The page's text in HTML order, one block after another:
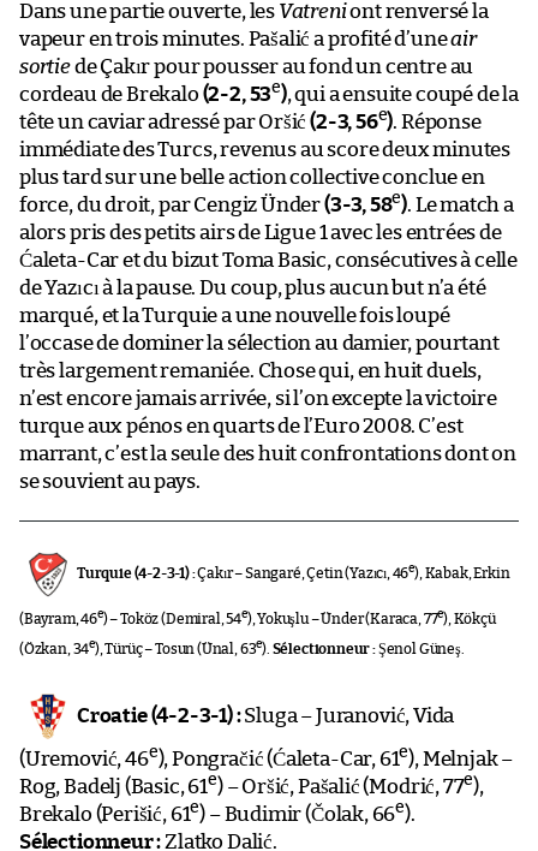
Dans une partie ouverte, les Vatreniont renversé la
vapeur en trois minutes. Pašalić a profité d’uneair
sortiede Çakır pour pousser au fond un centre au
cordeau de Brekalo (2-2, 53e), qui a ensuite coupé de la
tête un caviar adressé par Oršić(2-3, 56e). Réponse
immédiate des Turcs, revenus au score deux minutes
plus tard sur une belle action collective conclue en
force, du droit, par Cengiz Ünder(3-3, 58e). Le match a
alors pris des petits airs de Ligue 1 avec les entrées de
Ćaleta-Car et du bizut Toma Basic, consécutives à celle
de Yazıcı à la pause. Du coup, plus aucun but n’a été
marqué, et la Turquie a une nouvelle fois loupé
l’occase de dominer la sélection au damier, pourtant
très largement remaniée. Chose qui, en huit duels,
n’est encore jamais arrivée, si l’on excepte la victoire
turque aux pénos en quarts de l’Euro 2008. C’est
marrant, c’est la seule des huit confrontations dont on
se souvient au pays.
Turquie (4-2-3-1) :Çakır – Sangaré, Çetin (Yazıcı, 46e), Kabak, Erkin
(Bayram, 46e) – Toköz (Demiral, 54e), Yokuşlu – Ünder (Karaca, 77e), Kökçü
(Özkan, 34e), Türüç – Tosun (Ünal, 63e). Sélectionneur :Şenol Güneş.
Croatie (4-2-3-1) :Sluga – Juranović, Vida
(Uremović, 46e), Pongračić (Ćaleta-Car, 61e), Melnjak –
Rog, Badelj (Basic, 61e) – Oršić, Pašalić (Modrić, 77e),
Brekalo (Perišić, 61e) – Budimir (Čolak, 66e).
Sélectionneur : Zlatko Dalić.